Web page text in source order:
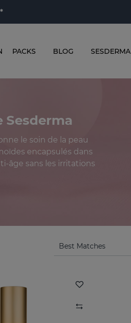
PACKS BLOG SESDERMA
Sesderma
le soin de la peau
encapsulés dans
âge sans les irritations